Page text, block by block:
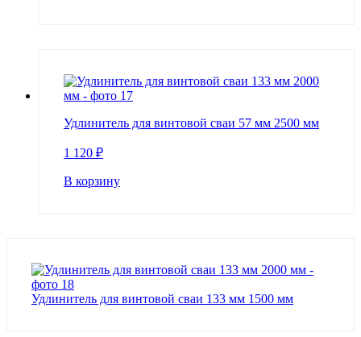
Удлинитель для винтовой сваи 57 мм 2500 мм
1 120 ₽
В корзину
Удлинитель для винтовой сваи 133 мм 1500 мм